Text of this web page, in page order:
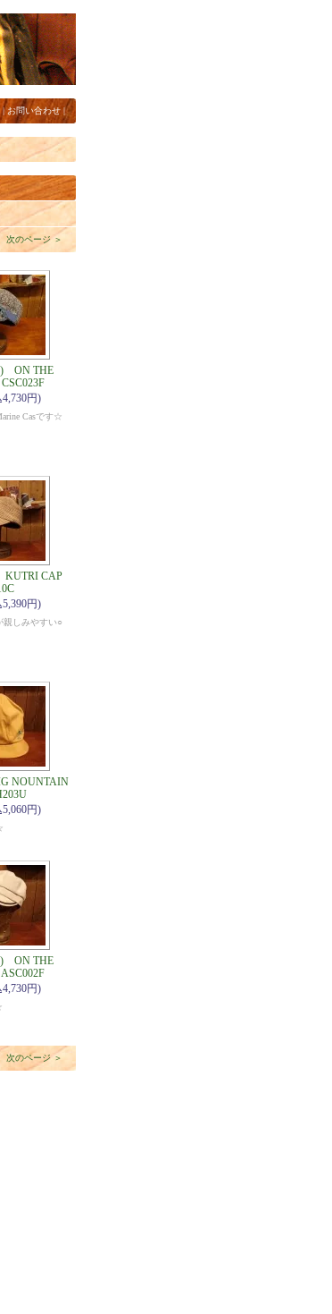
| お問い合わせ |
次のページ ＞
) ON THE
円)
Casです☆
KUTRI CAP
円)
親しみやすい○
NOUNTAIN
円)
) ON THE
円)
次のページ ＞